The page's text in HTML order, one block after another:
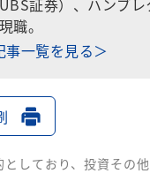
職。
事一覧を見る＞
で送る
しており、投資その